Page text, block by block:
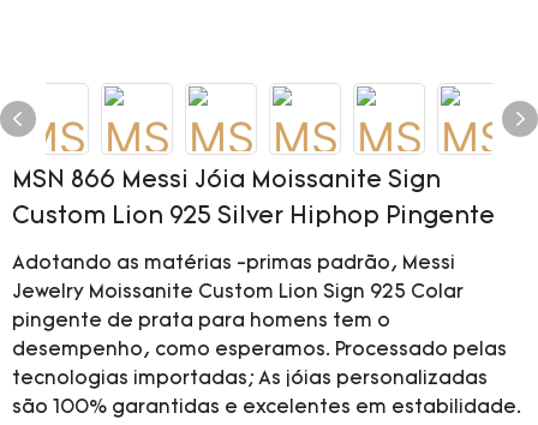
MSN 866 Messi Jóia Moissanite Sign
Custom Lion 925 Silver Hiphop Pingente
Adotando as matérias -primas padrão, Messi
Jewelry Moissanite Custom Lion Sign 925 Colar
pingente de prata para homens tem o
desempenho, como esperamos. Processado pelas
tecnologias importadas; As jóias personalizadas
são 100% garantidas e excelentes em estabilidade.